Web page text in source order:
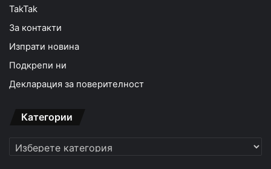
TakTak
За контакти
Изпрати новина
Подкрепи ни
Декларация за поверителност
Категории
Категории